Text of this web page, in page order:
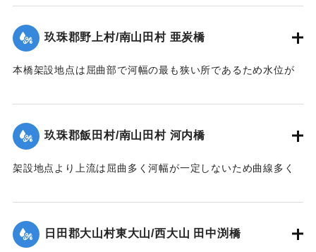
1953/6/26｜固有コード:
に漸次洗掘され、又上流牧口橋橋材が激突して右岸側4経間を
残し他は全部流失した。その後左岸堤防に流木が激突破堤し
堤内を本流の如く流れたため洗掘された部分に再び土砂が堆
は無事であった。
【出典：昭和28年西日本水害調査報告書（土木学会西部支部,
｜固有コード:
玖珠郡野上村/南山田村 亜炭橋
本橋架設地点は屈曲部で河幅の最も狭い所であるため水位が
橋脚転倒押流された。尚橋脚は20米下流に残存していた。
【出典：昭和28年西日本水害調査報告書（土木学会西部支部,
1957）】
玖珠郡飯田村/南山田村 河内橋
架設地点より上流は屈曲多く河幅が一定しないため曲線多く
る右岸橋台及び左岸側橋脚の河床を洗掘して転倒、橋体共流
失した。尚左岸側橋脚は50米下流に残存していた。
【出典：昭和28年西日本水害調査報告書（土木学会西部支部,
日田郡大山村東大山/西大山 田中渕橋